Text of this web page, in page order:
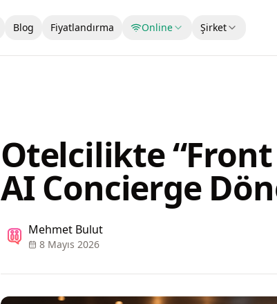
Blog Fiyatlandırma Online Şirket
Otelcilikte
AI Concierge
Mehmet Bulut
8 Mayıs 2026